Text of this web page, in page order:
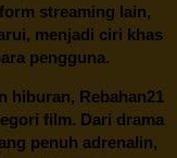
streaming lain,
menjadi ciri khas
pengguna.
hiburan, Rebahan21
film. Dari drama
penuh adrenalin,